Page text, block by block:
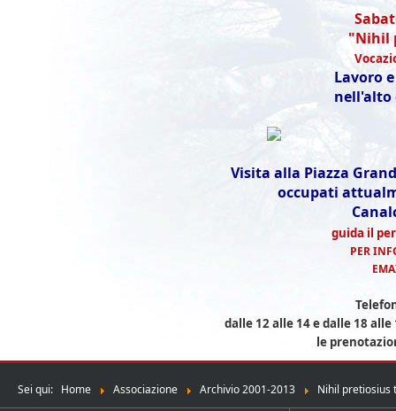
"Nihil
Lavoro
nell'alto
Visita alla Piazza
occupati
guida il
PER
dalle 12 alle 14 e dalle 18
le
Sei qui: Home Associazione Archivio 2001-2013 Nihil pretiosius